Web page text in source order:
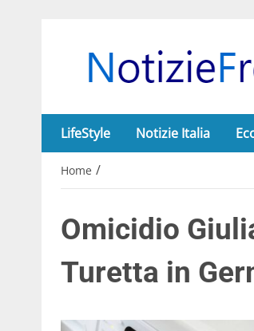
LifeStyle Notizie Italia
Home /
Omicidio
Turetta in